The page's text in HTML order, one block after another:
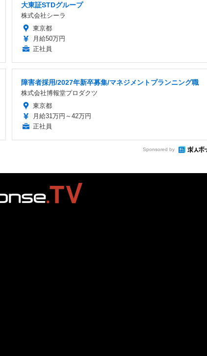
大東証STDグループ
株式会社シーラ
東京都
月給50万円
正社員
障害者採用/2027年新卒募集/マネジメントプランニング職
株式会社博報堂プロダクツ
東京都
月給31万円～42万円
正社員
Sponsored by